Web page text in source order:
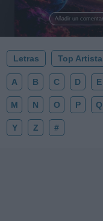
Añadir un
al firmamento
esta colección
✨⭐
Letras Top
A B C D E
M N O P Q
Y Z #